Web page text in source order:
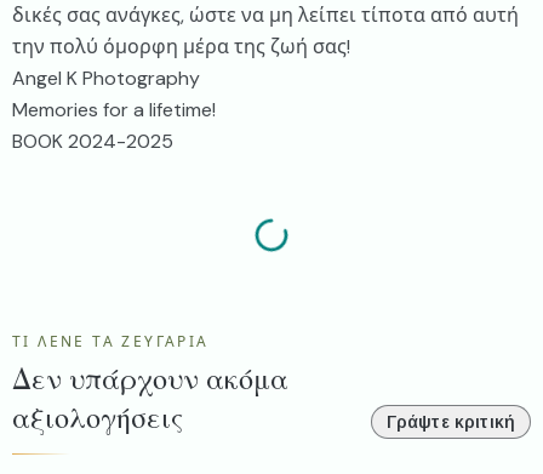
δικές σας ανάγκες, ώστε να μη λείπει τίποτα από αυτή
την πολύ όμορφη μέρα της ζωή σας!
Angel K Photography
Memories for a lifetime!
BOOK 2024-2025
ΤΙ ΛΈΝΕ ΤΑ ΖΕΥΓΆΡΙΑ
Δεν υπάρχουν ακόμα
αξιολογήσεις
Γράψτε κριτική